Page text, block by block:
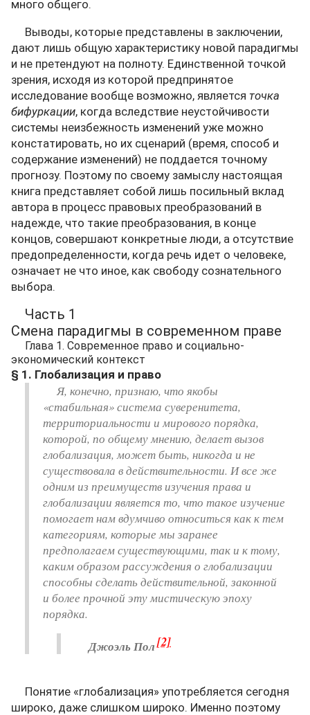
много общего.
Выводы, которые представлены в заключении,
дают лишь общую характеристику новой парадигмы
и не претендуют на полноту. Единственной точкой
зрения, исходя из которой предпринятое
исследование вообще возможно, является точка
бифуркации, когда вследствие неустойчивости
системы неизбежность изменений уже можно
констатировать, но их сценарий (время, способ и
содержание изменений) не поддается точному
прогнозу. Поэтому по своему замыслу настоящая
книга представляет собой лишь посильный вклад
автора в процесс правовых преобразований в
надежде, что такие преобразования, в конце
концов, совершают конкретные люди, а отсутствие
предопределенности, когда речь идет о человеке,
означает не что иное, как свободу сознательного
выбора.
Часть 1
Смена парадигмы в современном праве
Глава 1. Современное право и социально-
экономический контекст
§ 1. Глобализация и право
Я, конечно, признаю, что якобы
«стабильная» система суверенитета,
территориальности и мирового порядка,
которой, по общему мнению, делает вызов
глобализация, может быть, никогда и не
существовала в действительности. И все же
одним из преимуществ изучения права и
глобализации является то, что такое изучение
помогает нам вдумчиво относиться как к тем
категориям, которые мы заранее
предполагаем существующими, так и к тому,
каким образом рассуждения о глобализации
способны сделать действительной, законной
и более прочной эту мистическую эпоху
порядка.
Джоэль Пол[2]
Понятие «глобализация» употребляется сегодня
широко, даже слишком широко. Именно поэтому